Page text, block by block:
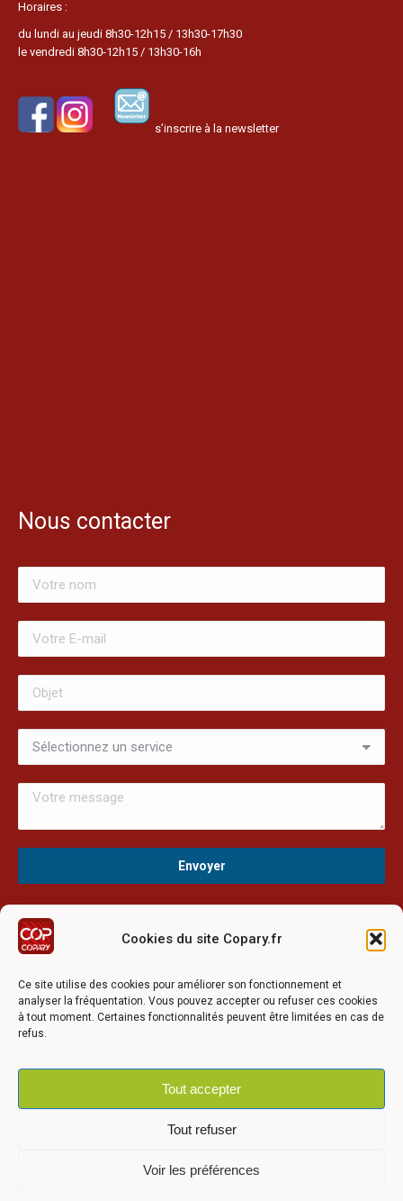
Cookies du site Copary.fr
Ce site utilise des cookies pour améliorer son fonctionnement et
analyser la fréquentation. Vous pouvez accepter ou refuser ces cookies
à tout moment. Certaines fonctionnalités peuvent être limitées en cas de
refus.
Tout accepter
Tout refuser
Voir les préférences
Horaires :
du lundi au jeudi 8h30-12h15 / 13h30-17h30
le vendredi 8h30-12h15 / 13h30-16h
s’inscrire à la newsletter
Nous contacter
Ce site a été réalisé avec le soutien financier de l'Union
Pays Barrois